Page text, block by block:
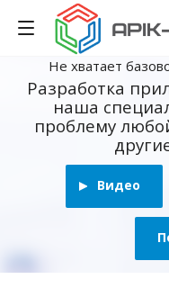
Не хватает
Разработка
наша
проблему
Видео